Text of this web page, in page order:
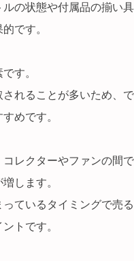
ルの状態や付属品の揃い具
です。
す。
れることが多いため、で
めです。
レクターやファンの間で
します。
ているタイミングで売る
トです。